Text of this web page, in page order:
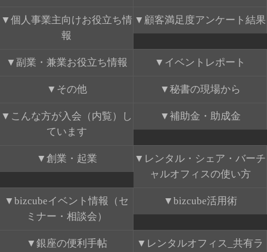
個人事業主向けお役立ち情
報
顧客満足度アンケート結果
副業・兼業お役立ち情報 イベントレポート
その他 秘書の現場から
こんな方が入会（内覧）し
ています
補助金・助成金
創業・起業
レンタル・シェア・バーチ
ャルオフィスの使い方
bizcubeイベント情報（セ
ミナー・相談会）
bizcube活用術
銀座の便利手帖
レンタルオフィス_共有ラ